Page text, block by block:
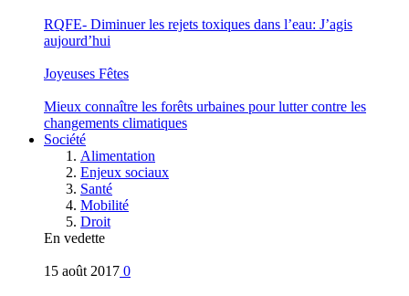
RQFE- Diminuer les rejets toxiques dans l’eau: J’agis
aujourd’hui
Joyeuses Fêtes
Mieux connaître les forêts urbaines pour lutter contre les
changements climatiques
Société
Alimentation
Enjeux sociaux
Santé
Mobilité
Droit
En vedette
15 août 2017 0